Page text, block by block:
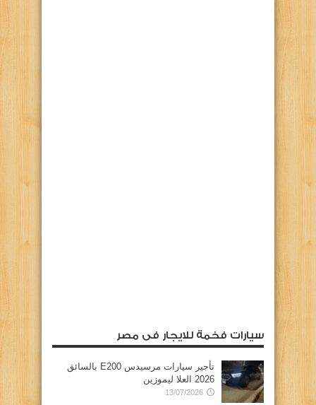
سيارات فخمة للايجار فى مصر
تأجير سيارات مرسيدس E200 بالسائق
2026 العلا ليموزين
13/07/2026